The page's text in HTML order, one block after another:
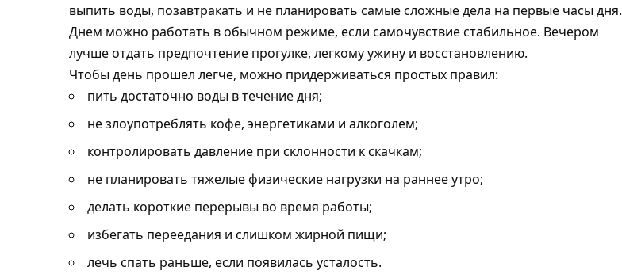
выпить воды, позавтракать и не планировать самые сложные дела на первые часы дня.
Днем можно работать в обычном режиме, если самочувствие стабильное. Вечером
лучше отдать предпочтение прогулке, легкому ужину и восстановлению.
Чтобы день прошел легче, можно придерживаться простых правил:
пить достаточно воды в течение дня;
не злоупотреблять кофе, энергетиками и алкоголем;
контролировать давление при склонности к скачкам;
не планировать тяжелые физические нагрузки на раннее утро;
делать короткие перерывы во время работы;
избегать переедания и слишком жирной пищи;
лечь спать раньше, если появилась усталость.